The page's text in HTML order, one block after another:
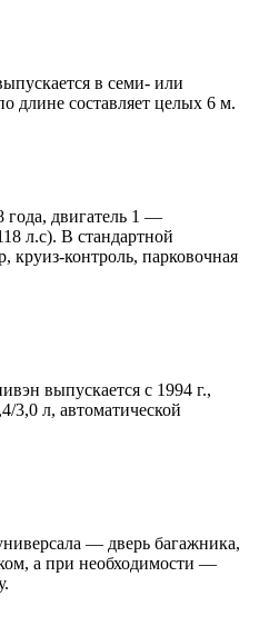
в семи- или
длине составляет целых 6 м.
года, двигатель 1 —
л.с). В стандартной
контроль, парковочная
выпускается с 1994 г.,
3,0 л, автоматической
— дверь багажника,
а при необходимости —